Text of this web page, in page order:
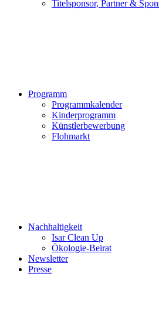
Titelsponsor, Partner &
Programm
Programmkalender
Kinderprogramm
Künstlerbewerbung
Flohmarkt
Nachhaltigkeit
Isar Clean Up
Ökologie-Beirat
Newsletter
Presse